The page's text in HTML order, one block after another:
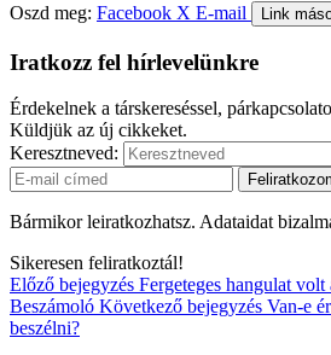
Oszd meg: Facebook X E-mail Link
Iratkozz fel hírlevelünkre
Érdekelnek a társkereséssel,
Küldjük az új cikkeket.
Keresztneved:
Bármikor leiratkozhatsz. Adataidat
Sikeresen feliratkoztál!
Előző bejegyzés Fergeteges hangulat
Beszámoló Következő bejegyzés Van-e
beszélni?